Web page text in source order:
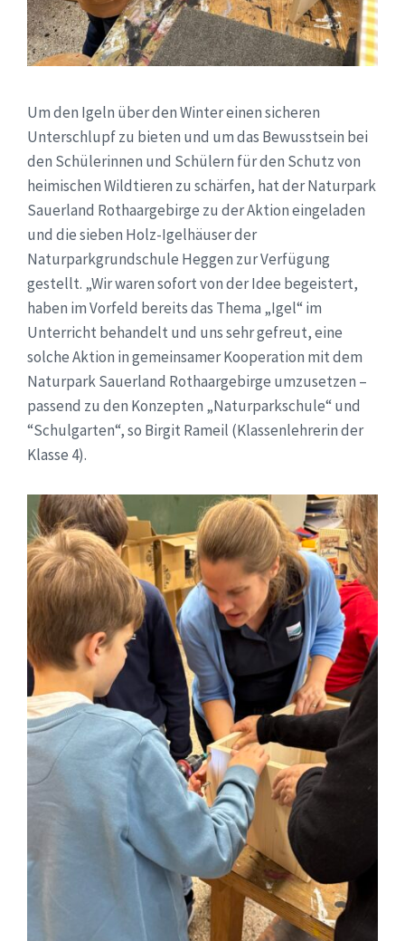
Um den Igeln über den Winter einen sicheren
Unterschlupf zu bieten und um das Bewusstsein bei
den Schülerinnen und Schülern für den Schutz von
heimischen Wildtieren zu schärfen, hat der Naturpark
Sauerland Rothaargebirge zu der Aktion eingeladen
und die sieben Holz-Igelhäuser der
Naturparkgrundschule Heggen zur Verfügung
gestellt. „Wir waren sofort von der Idee begeistert,
haben im Vorfeld bereits das Thema „Igel“ im
Unterricht behandelt und uns sehr gefreut, eine
solche Aktion in gemeinsamer Kooperation mit dem
Naturpark Sauerland Rothaargebirge umzusetzen –
passend zu den Konzepten „Naturparkschule“ und
“Schulgarten“, so Birgit Rameil (Klassenlehrerin der
Klasse 4).